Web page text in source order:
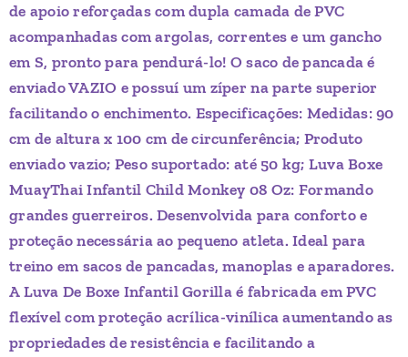
de apoio reforçadas com dupla camada de PVC
acompanhadas com argolas, correntes e um gancho
em S, pronto para pendurá-lo! O saco de pancada é
enviado VAZIO e possuí um zíper na parte superior
facilitando o enchimento. Especificações: Medidas: 90
cm de altura x 100 cm de circunferência; Produto
enviado vazio; Peso suportado: até 50 kg; Luva Boxe
MuayThai Infantil Child Monkey 08 Oz: Formando
grandes guerreiros. Desenvolvida para conforto e
proteção necessária ao pequeno atleta. Ideal para
treino em sacos de pancadas, manoplas e aparadores.
A Luva De Boxe Infantil Gorilla é fabricada em PVC
flexível com proteção acrílica-vinílica aumentando as
propriedades de resistência e facilitando a